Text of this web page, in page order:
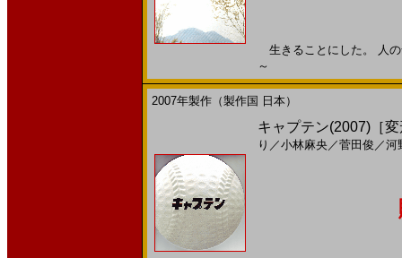
生きることにした。 人
～
2007年製作（製作国 日本）
キャプテン(2007)［
り ／小林麻央／菅田俊 ／河